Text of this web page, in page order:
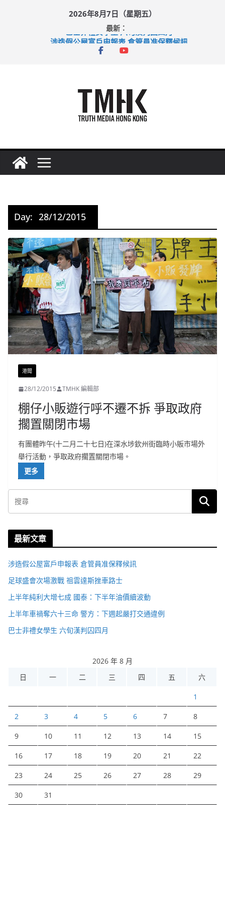
2026年8月7日（星期五）
最新：
巴士非禮女學生 六旬漢判囚四月
涉造假公屋富戶申報表 倉管員准保釋候訊
足球盛會次場激戰 祖雲達斯挫車路士
Day: 28/12/2015
港聞
28/12/2015 TMHK 編輯部
棚仔小販遊行呼不遷不拆 爭取政府
擱置關閉市場
有團體昨午(十二月二十七日)在深水埗欽州街臨時小販市場外
舉行活動，爭取政府擱置關閉市場。
更多
最新文章
涉造假公屋富戶申報表 倉管員准保釋候訊
足球盛會次場激戰 祖雲達斯挫車路士
上半年純利大增七成 國泰：下半年油價續波動
上半年車禍奪六十三命 警方：下週起嚴打交通違例
巴士非禮女學生 六旬漢判囚四月
2026 年 8 月
日
一 二 三 四 五 六
1
2 3 4 5 6 7 8
9 10 11 12 13 14 15
16 17 18 19 20 21 22
23 24 25 26 27 28 29
30 31